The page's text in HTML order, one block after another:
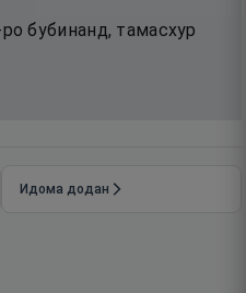
бубинанд, тамасхур
Идома додан